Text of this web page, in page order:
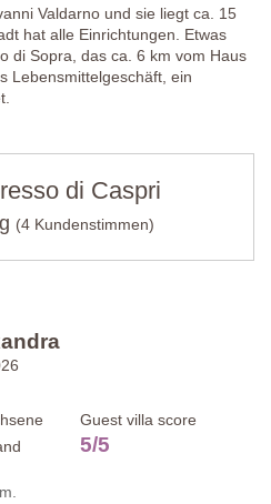
Valdarno und sie liegt ca. 15
hat alle Einrichtungen. Etwas
di Sopra, das ca. 6 km vom Haus
Lebensmittelgeschäft, ein
di Caspri
(4 Kundenstimmen)
Guest villa score
5/5